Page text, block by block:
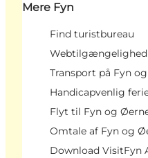
Mere Fyn
Find turistbureau
Webtilgængelighed
Transport på Fyn
Handicapvenlig
Flyt til Fyn og
Omtale af Fyn og
Download VisitFyn